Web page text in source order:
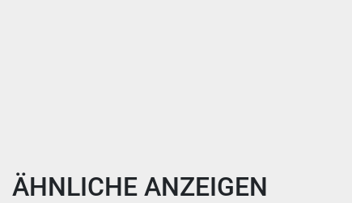
ÄHNLICHE ANZEIGEN